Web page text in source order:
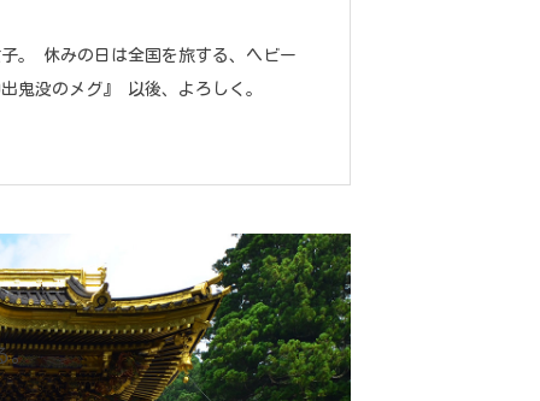
。 休みの日は全国を旅する、ヘビー
鬼没のメグ』 以後、よろしく。
。